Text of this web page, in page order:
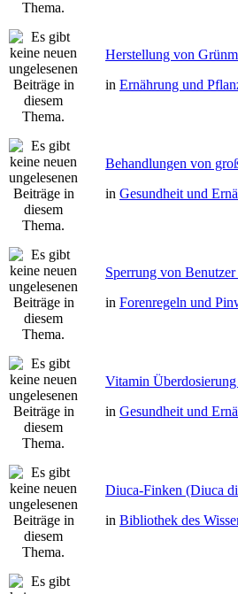
Herstellung von
in Ernährung und
Behandlungen von
in Gesundheit und
Sperrung von
in Forenregeln und
Vitamin
in Gesundheit und
Diuca-Finken (Diuca
in Bibliothek des